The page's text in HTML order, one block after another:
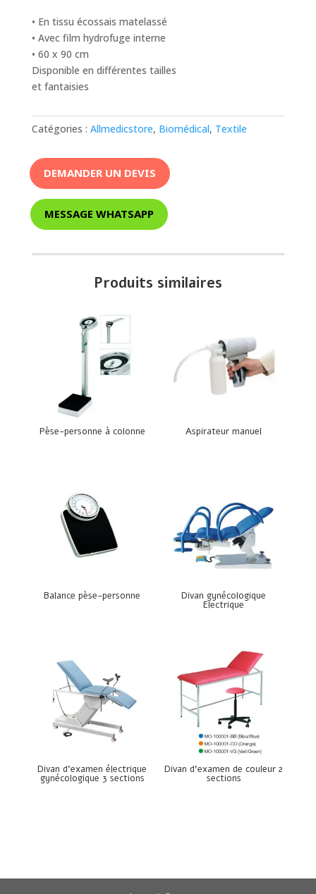
• En tissu écossais matelassé
• Avec film hydrofuge interne
• 60 x 90 cm
Disponible en différentes tailles
et fantaisies
Catégories : Allmedicstore, Biomédical, Textile
DEMANDER UN DEVIS
MESSAGE WHATSAPP
Produits similaires
Pèse-personne à colonne Aspirateur manuel
Balance pèse-personne Divan gynécologique
Electrique
Divan d’examen électrique
gynécologique 3 sections
Divan d’examen de couleur 2
sections